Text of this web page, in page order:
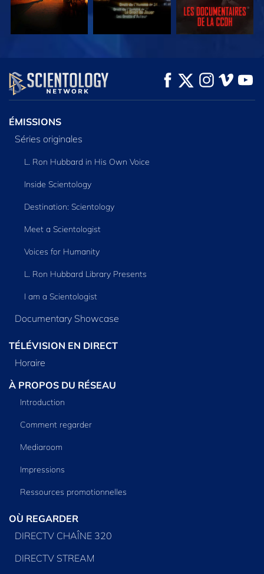
REGARDER REGARDER
DÉCOUVRIR LES
SÉRIES
ÉMISSIONS
Séries originales
L. Ron Hubbard in His Own Voice
Inside Scientology
Destination: Scientology
Meet a Scientologist
Voices for Humanity
L. Ron Hubbard Library Presents
I am a Scientologist
Documentary Showcase
TÉLÉVISION EN DIRECT
Horaire
À PROPOS DU RÉSEAU
Introduction
Comment regarder
Mediaroom
Impressions
Ressources promotionnelles
OÙ REGARDER
DIRECTV CHAÎNE 320
DIRECTV STREAM